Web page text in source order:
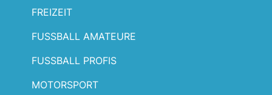
FREIZEIT
FUSSBALL AMATEURE
FUSSBALL PROFIS
MOTORSPORT